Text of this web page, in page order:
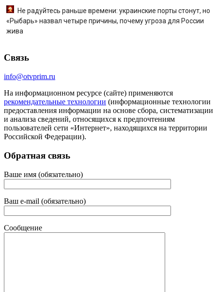
Не радуйтесь раньше времени: украинские порты стонут, но
«Рыбарь» назвал четыре причины, почему угроза для России
жива
Связь
info@otvprim.ru
На информационном ресурсе (сайте) применяются
рекомендательные технологии (информационные технологии
предоставления информации на основе сбора, систематизации
и анализа сведений, относящихся к предпочтениям
пользователей сети «Интернет», находящихся на территории
Российской Федерации).
Обратная связь
Ваше имя (обязательно)
Ваш e-mail (обязательно)
Сообщение